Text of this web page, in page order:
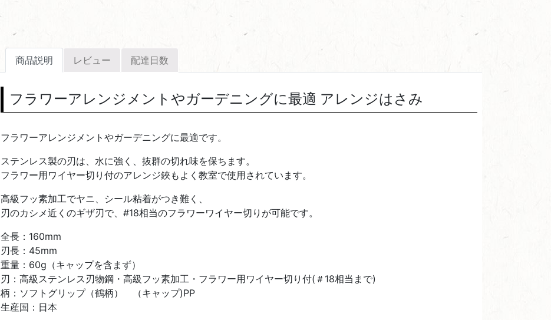
商品説明 レビュー 配達日数
フラワーアレンジメントやガーデニングに最適 アレンジはさみ
フラワーアレンジメントやガーデニングに最適です。
ステンレス製の刃は、水に強く、抜群の切れ味を保ちます。
フラワー用ワイヤー切り付のアレンジ鋏もよく教室で使用されています。
高級フッ素加工でヤニ、シール粘着がつき難く、
刃のカシメ近くのギザ刃で、#18相当のフラワーワイヤー切りが可能です。
全長：160mm
刃長：45mm
重量：60g（キャップを含まず）
刃：高級ステンレス刃物鋼・高級フッ素加工・フラワー用ワイヤー切り付(＃18相当まで)
柄：ソフトグリップ（鶴柄） （キャップ)PP
生産国：日本